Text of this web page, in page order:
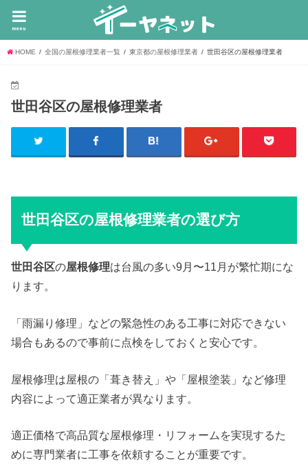
menu
HOME 全国の屋根修理業者一覧 東京都の屋根修理業者 世田谷区の屋根修理業者
世田谷区の屋根修理業者
世田谷区の屋根修理業者の選び方
世田谷区の屋根修理は台風の多い9月〜11月が繁忙期にな
ります。
「雨漏り修理」などの緊急性のある工事に対応できない
場合もあるので事前に点検をしておくと安心です。
屋根修理は屋根の「葺き替え」や「屋根塗装」など修理
内容によって適正業者が異なります。
適正価格で高品質な屋根修理・リフォームを実現するた
めに専門業者に工事を依頼することが重要です。